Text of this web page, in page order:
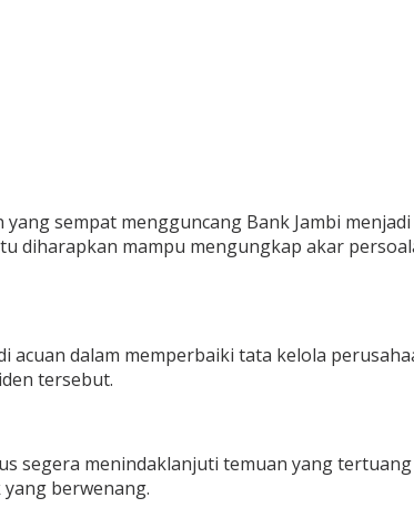
sempat mengguncang Bank Jambi
diharapkan mampu mengungkap akar
dalam memperbaiki tata kelola
tersebut.
segera menindaklanjuti temuan yang
berwenang.